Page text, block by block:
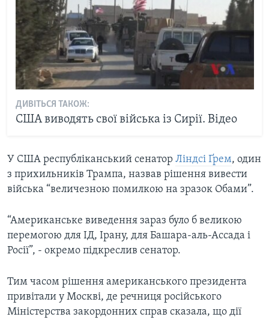
ДИВІТЬСЯ ТАКОЖ:
США виводять свої війська із Сирії. Відео
У США республіканський сенатор Ліндсі Ґрем, один
з прихильників Трампа, назвав рішення вивести
війська “величезною помилкою на зразок Обами”.
“Американське виведення зараз було б великою
перемогою для ІД, Ірану, для Башара-аль-Ассада і
Росії”, - окремо підкреслив сенатор.
Тим часом рішення американського президента
привітали у Москві, де речниця російського
Міністерства закордонних справ сказала, що дії